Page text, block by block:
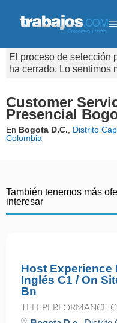
El proceso de selección
ha cerrado. Lo sentimos
Customer
Presencial
En Bogota D.C. Distrito
Colombia
También tenemos más
interesar
Host Experience
Inglés C1 / On
Bn
TELEPERFORMANCE